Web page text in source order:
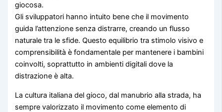
giocosa.
Gli sviluppatori hanno intuito bene che il movimento
guida l’attenzione senza distrarre, creando un flusso
naturale tra le sfide. Questo equilibrio tra stimolo visivo e
comprensibilità è fondamentale per mantenere i bambini
coinvolti, soprattutto in ambienti digitali dove la
distrazione è alta.
La cultura italiana del gioco, dal manubrio alla strada, ha
sempre valorizzato il movimento come elemento di